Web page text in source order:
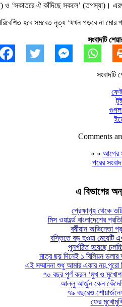
ঐ কাঁদিছে সকলে’ (তপস্যা)। এরপর
হবে সমবেত নৃত্য ‘যখন পড়বে না মোর
সংবাদটি
সংবাদটি
গুগল
Comments
« « আগের
পরের সংবাদ
এ বিভাগের
প্রেক্ষাগৃহ থেকে
মিস ওয়ার্ল্ডে বাংলাদেশের
বর্ষীয়ান অভিনেতা
বস্তিতে বড় হওয়া মেয়েটি
পুনর্গঠিত হয়েছে
মাত্র ছয় দিনেই ১ বিলিয়ন ডলার
এই সম্মাননা শুধু আমার একার নয়,পুরো
৭০ বছর পূর্ণ করল ‘মুখ ও
আল্লু আর্জুন কেন
৭৯ বছরেও
ফের